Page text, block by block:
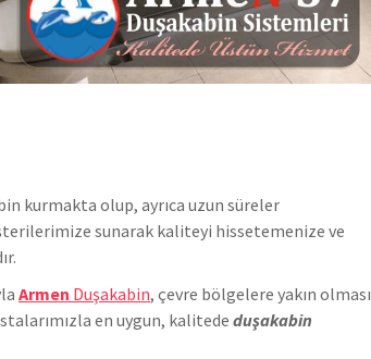
kurmakta olup, ayrıca uzun süreler
sunarak kaliteyi hissetemenize ve
Armen Duşakabin, çevre bölgelere yakın olması
en uygun, kalitede duşakabin